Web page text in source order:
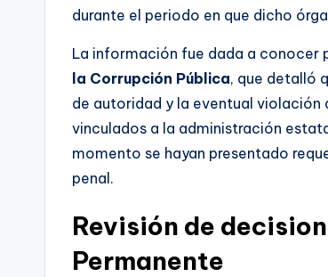
durante el periodo en que dicho
La información fue dada a conocer
la Corrupción Pública, que detalló
de autoridad y la eventual
vinculados a la administración
momento se hayan presentado
penal.
Revisión de
Permanente